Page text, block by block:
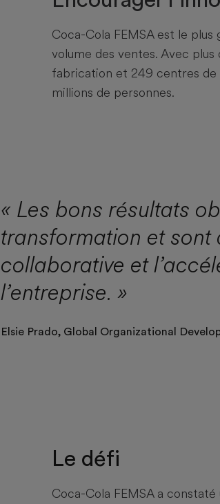
Coca-Cola FEMSA est le
volume des ventes. Avec
fabrication et 249 centres de
millions de personnes.
« Les bons résultats
transformation et sont
collaborative et
l’entreprise. »
Elsie Prado, Global Organizational
Le défi
Coca-Cola FEMSA a